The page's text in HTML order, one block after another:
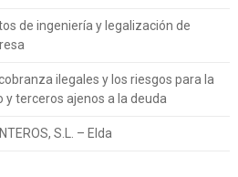
de ingeniería y legalización de
ilegales y los riesgos para la
y terceros ajenos a la deuda
S.L. – Elda